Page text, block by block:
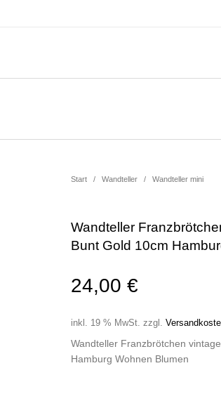
Taschen/Turnbeutel Tassen
Start / Wandteller / Wandteller mini
Wandteller
Bunt Gold 10cm
24,00 €
inkl. 19 % MwSt. zzgl.
Wandteller Franzbrötchen
Hamburg Wohnen Blumen